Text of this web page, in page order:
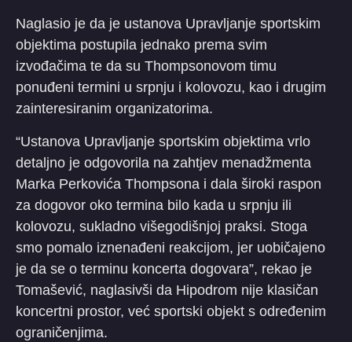
Naglasio je da je ustanova Upravljanje sportskim
objektima postupila jednako prema svim
izvođačima te da su Thompsonovom timu
ponuđeni termini u srpnju i kolovozu, kao i drugim
zainteresiranim organizatorima.
“Ustanova Upravljanje sportskim objektima vrlo
detaljno je odgovorila na zahtjev menadžmenta
Marka Perkovića Thompsona i dala široki raspon
za dogovor oko termina bilo kada u srpnju ili
kolovozu, sukladno višegodišnjoj praksi. Stoga
smo pomalo iznenađeni reakcijom, jer uobičajeno
je da se o terminu koncerta dogovara”, rekao je
Tomašević, naglasivši da Hipodrom nije klasičan
koncertni prostor, već sportski objekt s određenim
ograničenjima.